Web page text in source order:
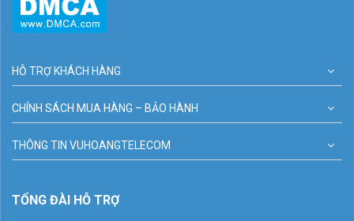
HỖ TRỢ KHÁCH HÀNG
CHÍNH SÁCH MUA HÀNG – BẢO HÀNH
THÔNG TIN VUHOANGTELECOM
TỔNG ĐÀI HỖ TRỢ